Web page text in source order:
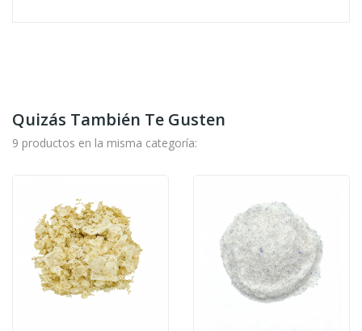
Quizás También Te Gusten
9 productos en la misma categoría: